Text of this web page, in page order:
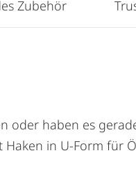
oder haben es
in U-Form
Zubehör